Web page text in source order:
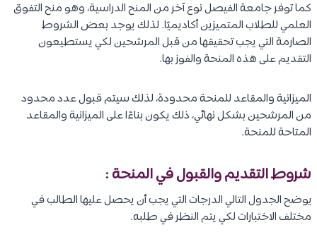
كما توفر جامعة الفيصل نوع آخر من المنح الدراسية، وهو منح التفوق
العلمي للطلاب المتميزين أكاديميًا. لذلك يوجد بعض الشروط
الصارمة التي يجب تحقيقها من قبل المرشحين لكي يستطيعون
التقديم على هذه المنحة والفوز بها.
الميزانية والمقاعد للمنحة محدودة، لذلك سيتم قبول عدد محدود
من المرشحين بشكل نهائي، ذلك يكون بناءًا على الميزانية والمقاعد
المتاحة للمنحة.
شروط التقديم والقبول في المنحة :
يوضح الجدول التالي الدرجات التي يجب أن يحصل عليها الطالب في
مختلف الاختبارات لكي يتم النظر في طلبه.